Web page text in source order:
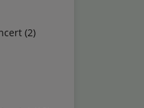
(2)